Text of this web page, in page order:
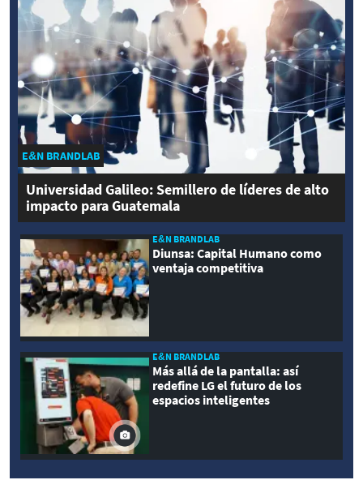
E&N BRANDLAB
Universidad Galileo: Semillero de líderes de alto
impacto para Guatemala
E&N BRANDLAB
Diunsa: Capital Humano como
ventaja competitiva
E&N BRANDLAB
Más allá de la pantalla: así
redefine LG el futuro de los
espacios inteligentes